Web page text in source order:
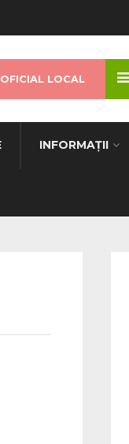
INFORMAȚII
LOCAL